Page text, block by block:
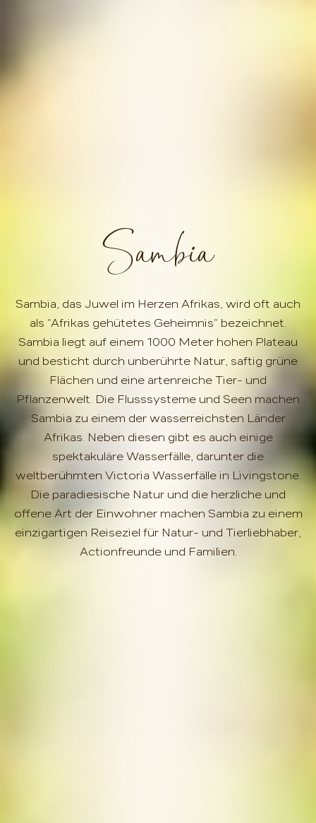
Sambia
Sambia, das Juwel im Herzen Afrikas, wird oft auch
als "Afrikas gehütetes Geheimnis" bezeichnet.
Sambia liegt auf einem 1000 Meter hohen Plateau
und besticht durch unberührte Natur, saftig grüne
Flächen und eine artenreiche Tier- und
Pflanzenwelt. Die Flusssysteme und Seen machen
Sambia zu einem der wasserreichsten Länder
Afrikas. Neben diesen gibt es auch einige
spektakuläre Wasserfälle, darunter die
weltberühmten Victoria Wasserfälle in Livingstone.
Die paradiesische Natur und die herzliche und
offene Art der Einwohner machen Sambia zu einem
einzigartigen Reiseziel für Natur- und Tierliebhaber,
Actionfreunde und Familien.